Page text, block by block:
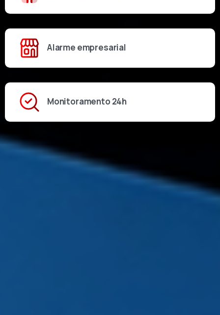
Alarme empresarial
Monitoramento 24h